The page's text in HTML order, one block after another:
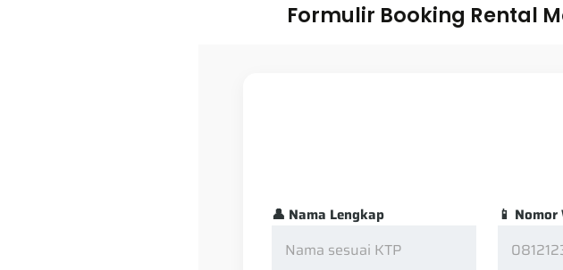
Formulir Booking Rental
👤 Nama Lengkap 📱